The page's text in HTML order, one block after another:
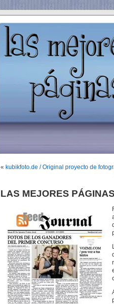
« kubikfoto.de / Original proyecto de
LAS MEJORES